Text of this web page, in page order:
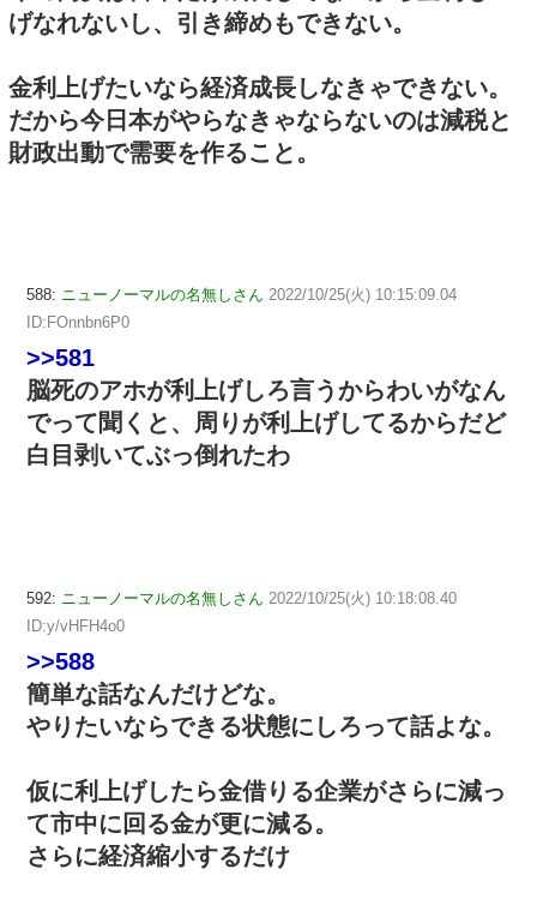
げなれないし、引き締めもできない。
金利上げたいなら経済成長しなきゃできない。
だから今日本がやらなきゃならないのは減税と
財政出動で需要を作ること。
588: ニューノーマルの名無しさん 2022/10/25(火) 10:15:09.04
ID:FOnnbn6P0
>>581
脳死のアホが利上げしろ言うからわいがなん
でって聞くと、周りが利上げしてるからだど
白目剥いてぶっ倒れたわ
592: ニューノーマルの名無しさん 2022/10/25(火) 10:18:08.40
ID:y/vHFH4o0
>>588
簡単な話なんだけどな。
やりたいならできる状態にしろって話よな。
仮に利上げしたら金借りる企業がさらに減っ
て市中に回る金が更に減る。
さらに経済縮小するだけ